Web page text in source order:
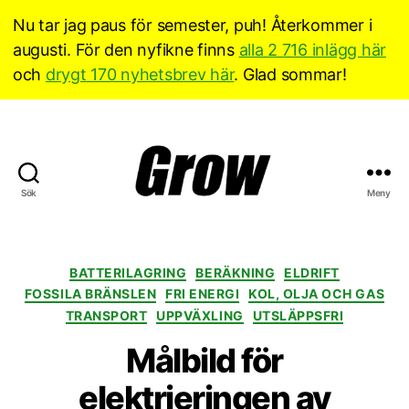
Nu tar jag paus för semester, puh! Återkommer i
augusti. För den nyfikne finns alla 2 716 inlägg här
och drygt 170 nyhetsbrev här. Glad sommar!
Sök Meny
Kategorier
BATTERILAGRING BERÄKNING
ELDRIFT
FOSSILA BRÄNSLEN
FRI ENERGI
KOL, OLJA OCH GAS
TRANSPORT
UPPVÄXLING UTSLÄPPSFRI
Målbild för
elektrieringen av